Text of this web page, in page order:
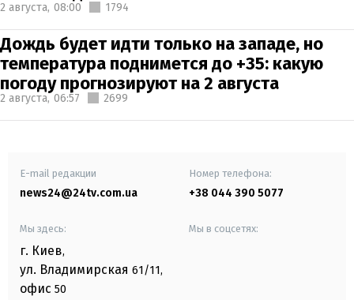
2 августа, 08:00 1794
Дождь будет идти только на западе, но
температура поднимется до +35: какую
погоду прогнозируют на 2 августа
2 августа, 06:57 2699
E-mail редакции
news24@24tv.com.ua
Номер телефона:
+38 044 390 5077
Мы здесь:
г. Киев,
ул. Владимирская 61/11,
офис 50
Мы в соцсетях: